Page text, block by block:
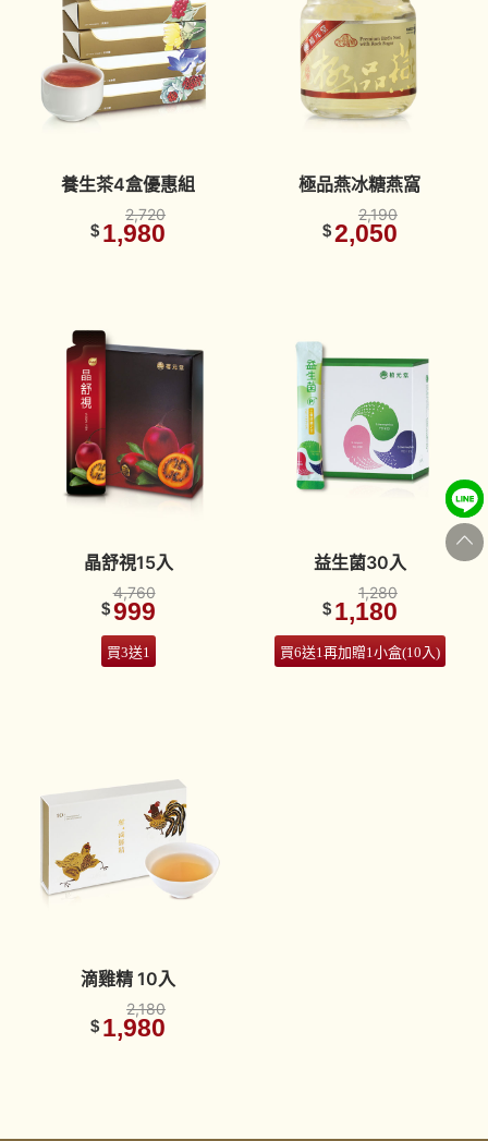
養生茶4盒優惠組
2,720
$ 1,980
極品燕冰糖燕窩
2,190
$2,050
晶舒視15入
4,760
$ 999
買3送1
益生菌30入
1,280
$ 1,180
買6送1再加贈1小盒(10入)
滴雞精 10入
2,180
$ 1,980